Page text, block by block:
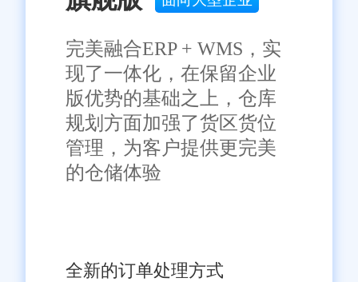
完美融合ERP + WMS，实
现了一体化，在保留企业
版优势的基础之上，仓库
规划方面加强了货区货位
管理，为客户提供更完美
的仓储体验
全新的订单处理方式